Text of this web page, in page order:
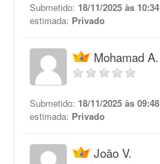
Submetido: 18/11/2025 às 10:34
estimada: Privado
Mohamad A.
Submetido: 18/11/2025 às 09:48
estimada: Privado
João V.